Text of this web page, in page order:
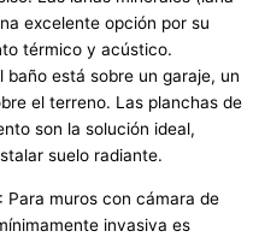
excelente opción por su
térmico y acústico.
baño está sobre un garaje, un
el terreno. Las planchas de
son la solución ideal,
suelo radiante.
: Para muros con cámara de
invasiva es